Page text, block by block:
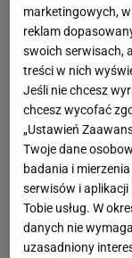
marketingowych,
reklam
swoich serwisach,
treści w nich
Jeśli nie chcesz
chcesz wycofać
„Ustawień
Twoje dane
badania i
serwisów i aplikacji
Tobie usług. W
danych nie
uzasadniony